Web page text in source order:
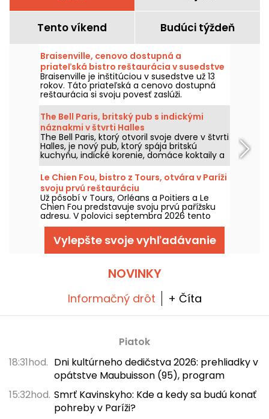
Tento víkend Budúci týždeň
Braisenville, cenovo dostupná a
priateľská bistro reštaurácia v susedstve
Braisenville je inštitúciou v susedstve už 13
rokov. Táto priateľská a cenovo dostupná
reštaurácia si svoju povesť zaslúži.
The Bell Paris, britský pub s indickými
náznakmi v štvrti Halles
The Bell Paris, ktorý otvoril svoje dvere v štvrti
Halles, je nový pub, ktorý spája britskú
kuchyňu, indické korenie, domáce koktaily a
remeselné pivá v interiéri od Jima
Hamiltona.
Le Chien Fou, bistro z Tours, otvára v Paríži
svoju prvú reštauráciu
Už pôsobí v Tours, Orléans a Poitiers a Le
Chien Fou predstavuje svoju prvú pařížsku
adresu. V polovici septembra 2026 tento
bistro, ktoré je známe svojou domácou
kuchyňou, jedlami na zdieľanie a vínnou
pivnicou, otvorí svoje dvere na ulici Feydeau
v 2. obvode Paríža.
Vylepšte svoje vyhľadávanie
NOVINKY
Informačný drôt + Číta
Piatok
18:31hod. Dni kultúrneho dedičstva 2026: prehliadky v
opátstve Maubuisson (95), program
15:32hod. Smrť Kavinskyho: Kde a kedy sa budú konať
pohreby v Paríži?